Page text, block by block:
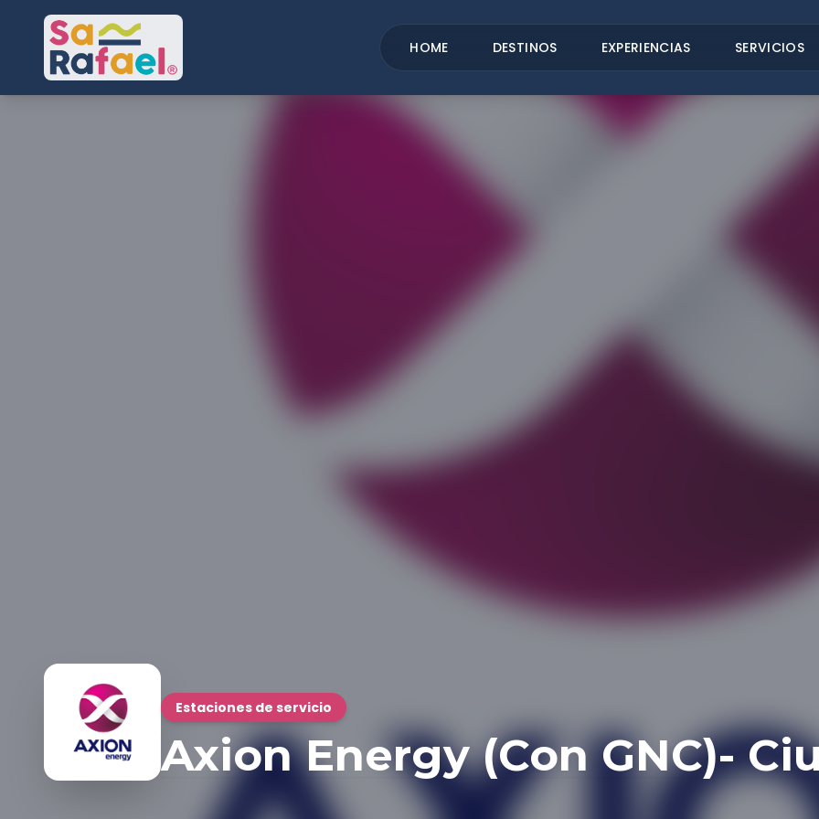
HOME DESTINOS EXPERIENCIAS SERVICIOS
Estaciones de servicio
Axion Energy (Con GNC)-